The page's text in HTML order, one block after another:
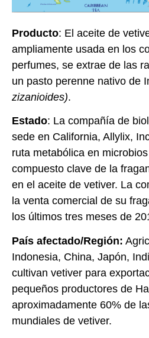
Producto: El aceite de
ampliamente usada en los
perfumes, se extrae de las
un pasto perenne nativo de
zizanioides).
Estado: La compañía de
sede en California, Allylix,
ruta metabólica en
compuesto clave de la
en el aceite de vetiver. La
la venta comercial de su
los últimos tres meses de
País afectado/Región:
Indonesia, China, Japón,
cultivan vetiver para
pequeños productores de
aproximadamente 60% de
mundiales de vetiver.